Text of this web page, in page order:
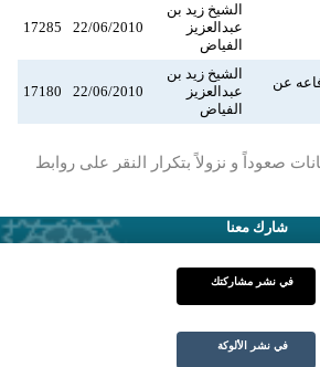
الشيخ زيد بن
عبدالعزيز
الفياض
22/06/2010
17285
عن
الشيخ زيد بن
عبدالعزيز
الفياض
22/06/2010
17180
صعوداً و نزولاً بتكرار النقر على روابط
شارك معنا
في نشر مشاركتك
في نشر الألوكة